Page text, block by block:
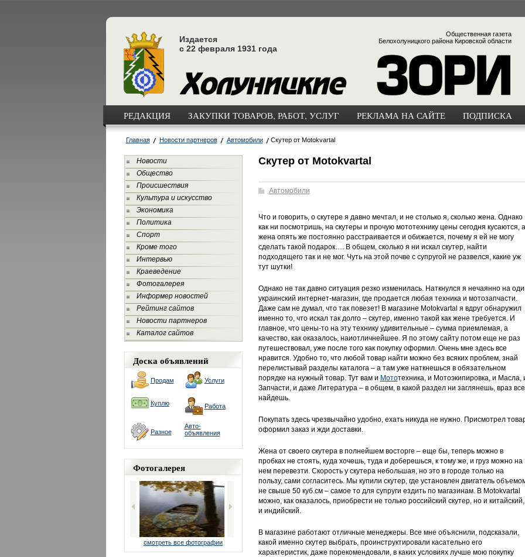
Издается
с 22 февраля 1931 года
Общественная газета
Белохолуницкого района Кировской области
РЕДАКЦИЯ ЗАКУПКИ ТОВАРОВ, РАБОТ, УСЛУГ РЕКЛАМА НА САЙТЕ ПОДПИСКА
Главная Новости партнеров Автомобили Скутер от Motokvartal
Новости
Общество
Происшествия
Культура и искусство
Экономика
Политика
Спорт
Кроме того
Интервью
Краеведение
Фотогалерея
Информер новостей
Рейтинг сайтов
Новости партнеров
Каталог сайтов
Доска объявлений
Продам Услуги
Куплю Работа
Разное
Авто-
объявления
Фотогалерея
смотреть все фотографии
Скутер от Motokvartal
Автомобили
Что и говорить, о скутере я давно мечтал, и не столько я, сколько жена. Однако
как ни посмотришь, на скутеры и прочую мототехнику цены сегодня кусаются, а
жена опять же постоянно расстраивается и обижается, почему я ей не могу
сделать такой подарок…. В общем, сколько я ни искал скутер, найти
подходящего так и не мог. Чуть на этой почве с супругой не развелся, какие уж
тут шутки!
Однако не так давно ситуация резко изменилась. Наткнулся я нечаянно на
украинский интернет-магазин, где продается любая техника и мотозапчасти.
Даже сам не думал, что так повезет! В магазине Motokvartal я вдруг обнаружил
именно то, что искал так долго – скутер, именно такой как жене требуется. И
главное, что цены-то на эту технику удивительные – сумма приемлемая, а
качество, как оказалось, наиотличнейшее. Я по этому сайту потом еще не раз
путешествовал, уже после того как покупку оформил. Очень мне здесь все
нравится. Удобно то, что любой товар найти можно без всяких проблем, знай
перелистывай разделы каталога – а там уже наткнешься в обязательном
порядке на нужный товар. Тут вам и Мототехника, и Мотоэкипировка, и Масла,
Запчасти, и даже Литература – в общем, в какой раздел ни заглянешь, враз все
найдешь.
Покупать здесь чрезвычайно удобно, ехать никуда не нужно. Присмотрел
оформил заказ и жди доставки.
Жена от своего скутера в полнейшем восторге – еще бы, теперь можно в
пробках не стоять, куда хочешь, туда и доберешься, к тому же, и груз можно на
нем перевезти. Скорость у скутера небольшая, но это в городе только на
пользу, сами согласитесь. Мы купили скутер, где установлен двигатель
не свыше 50 куб.см – самое то для супруги ездить по магазинам. В Motokvartal
можно, как оказалось, приобрести не только российский скутер, но и китайский,
и индийский.
В магазине работают отличные менеджеры. Все мне объяснили, подсказали,
какой именно скутер выбрать, проинструктировали касательно его
характеристик, даже порекомендовали, в каких условиях лучше мою покупку